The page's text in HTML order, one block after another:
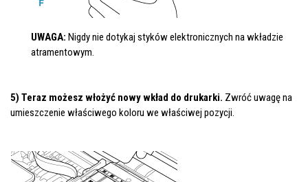
UWAGA: Nigdy nie dotykaj styków elektronicznych na wkładzie
atramentowym.
5) Teraz możesz włożyć nowy wkład do drukarki. Zwróć uwagę na
umieszczenie właściwego koloru we właściwej pozycji.